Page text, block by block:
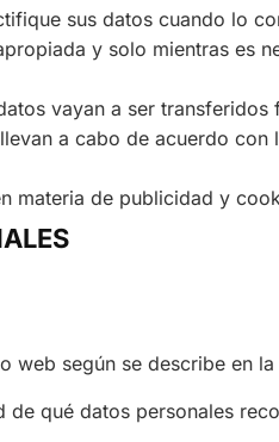
sus datos cuando lo
y solo mientras es
vayan a ser
a cabo de acuerdo
materia de publicidad y
web según se describe en
qué datos personales